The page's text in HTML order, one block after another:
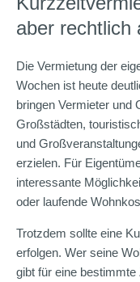
aber rechtlich
Die Vermietung der
Wochen ist heute
bringen Vermieter und
Großstädten,
und
erzielen. Für
interessante
oder laufende
Trotzdem sollte eine
erfolgen. Wer seine
gibt für eine